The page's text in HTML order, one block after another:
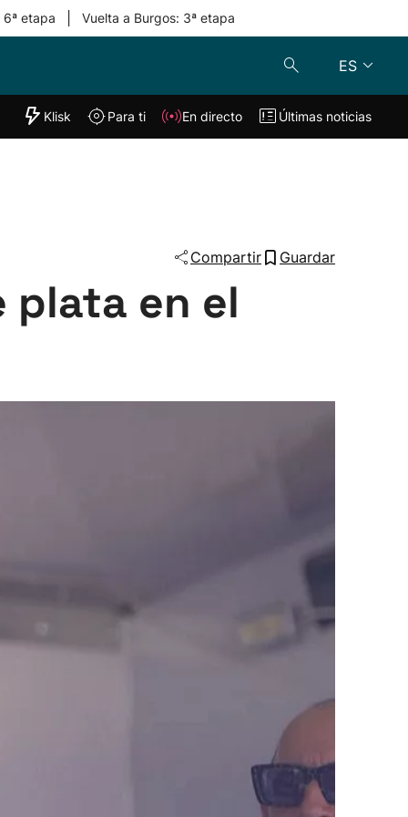
6ª etapa Vuelta a Burgos: 3ª etapa
ES
"Helmuga"
Klisk En directo
Klisk Para ti En directo Últimas noticias
Compartir Guardar
plata en el